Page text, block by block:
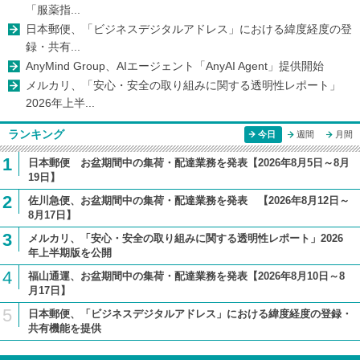
「服薬指...
日本郵便、「ビジネスデジタルアドレス」における緯度経度の登
録・共有...
AnyMind Group、AIエージェント「AnyAI Agent」提供開始
メルカリ、「安心・安全の取り組みに関する透明性レポート」
2026年上半...
ランキング 今日 週間 月間
1
日本郵便 お盆期間中の集荷・配達業務を発表【2026年8月5日～8月
19日】
2
佐川急便、お盆期間中の集荷・配達業務を発表 【2026年8月12日～
8月17日】
3
メルカリ、「安心・安全の取り組みに関する透明性レポート」2026
年上半期版を公開
4
福山通運、お盆期間中の集荷・配達業務を発表【2026年8月10日～8
月17日】
5
日本郵便、「ビジネスデジタルアドレス」における緯度経度の登録・
共有機能を提供